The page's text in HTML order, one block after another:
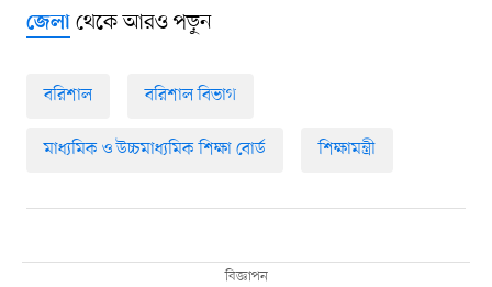
জেলাথেকে আরও পড়ুন
বরিশাল বরিশাল বিভাগ
মাধ্যমিক ও উচ্চমাধ্যমিক শিক্ষা বোর্ড শিক্ষামন্ত্রী